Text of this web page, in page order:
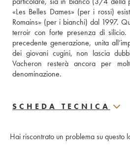
«Les Belles Dames» (per i rossi)
Romains» (per i bianchi) dal 1997.
terroir con forte presenza di silicio.
precedente generazione, unita
dei giovani cugini, non lascia
Vacheron resterà ancora per
denominazione.
SCHEDA TECNICA
Hai riscontrato un problema su questo